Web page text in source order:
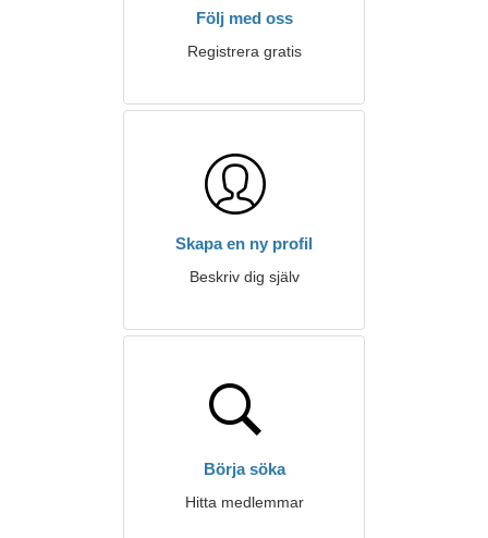
Följ med oss
Registrera gratis
Skapa en ny profil
Beskriv dig själv
Börja söka
Hitta medlemmar